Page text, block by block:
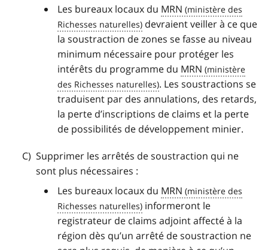
Les bureaux locaux du MRN
devraient veiller à ce que
la soustraction de zones se fasse au niveau
minimum nécessaire pour protéger les
intérêts du programme du MRN
. Les soustractions se
traduisent par des annulations, des retards,
la perte d’inscriptions de claims et la perte
de possibilités de développement minier.
Supprimer les arrêtés de soustraction qui ne
sont plus nécessaires :
Les bureaux locaux du MRN
informeront le
registrateur de claims adjoint affecté à la
région dès qu’un arrêté de soustraction ne